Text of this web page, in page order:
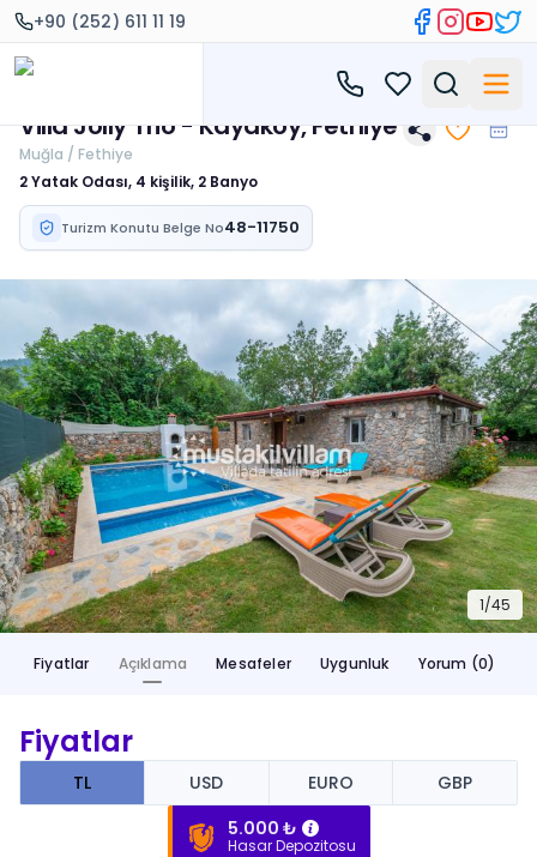
+90 (252) 611 11 19
Villa Jolly Trio - Kayaköy, Fethiye
Muğla / Fethiye
2 Yatak Odası, 4 kişilik, 2 Banyo
Turizm Konutu Belge No48-11750
1/45
Fiyatlar Açıklama Mesafeler Uygunluk Yorum (0)
Fiyatlar
TL USD EURO
GBP
5.000 ₺
Hasar Depozitosu